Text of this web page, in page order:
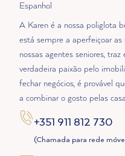
Espanhol
A Karen é a nossa poliglota
está sempre a aperfeiçoar
nossas agentes seniores,
verdadeira paixão pelo
fechar negócios, é provável
a combinar o gosto pelas
+351 911 812 730
(Chamada para rede